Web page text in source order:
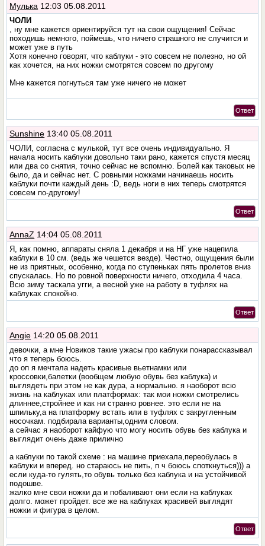
Мулька 12:03 05.08.2011
ЧОЛИ
, ну мне кажется ориентируйся тут на свои ощущения! Сейчас
походишь немного, поймешь, что ничего страшного не случится и
может уже в путь
Хотя конечно говорят, что каблуки - это совсем не полезно, но ой
как хочется, на них ножки смотрятся совсем по другому
Мне кажется погнуться там уже ничего не может
Ответ
Sunshine 13:40 05.08.2011
ЧОЛИ, согласна с мулькой, тут все очень индивидуально. Я
начала носить каблуки довольно таки рано, кажется спустя месяц
или два со снятия, точно сейчас не вспомню. Болей как таковых не
было, да и сейчас нет. С ровными ножками начинаешь носить
каблуки почти каждый день :D, ведь ноги в них теперь смотрятся
совсем по-другому!
Ответ
AnnaZ 14:04 05.08.2011
Я, как помню, аппараты сняла 1 декабря и на НГ уже нацепила
каблуки в 10 см. (ведь же чешется везде). Честно, ощущения были
не из приятных, особенно, когда по ступеньках пять пролетов вниз
спускалась. Но по ровной поверхности ничего, отходила 4 часа.
Всю зиму таскала угги, а весной уже на работу в туфлях на
каблуках спокойно.
Ответ
Angie 14:20 05.08.2011
девочки, а мне Новиков такие ужасы про каблуки понарассказывал
что я теперь боюсь.
до оп я мечтала надеть красивые вьетнамки или
кроссовки,балетки (вообщем любую обувь без каблука) и
выглядеть при этом не как дура, а нормально. я наоборот всю
жизнь на каблуках или платформах: так мои ножки смотрелись
длиннее,стройнее и как ни странно ровнее. это если не на
шпильку,а на платформу встать или в туфлях с закругленным
носочкам. подбирала варианты,одним словом.
а сейчас я наоборот кайфую что могу носить обувь без каблука и
выглядит очень даже прилично
а каблуки по такой схеме : на машине приехала,переобулась в
каблуки и вперед. но стараюсь не пить, п ч боюсь споткнуться))) а
если куда-то гулять,то обувь только без каблука и на устойчивой
подошве.
жалко мне свои ножки да и побаливают они если на каблуках
долго. может пройдет. все же на каблуках красивей выглядят
ножки и фигура в целом.
Ответ